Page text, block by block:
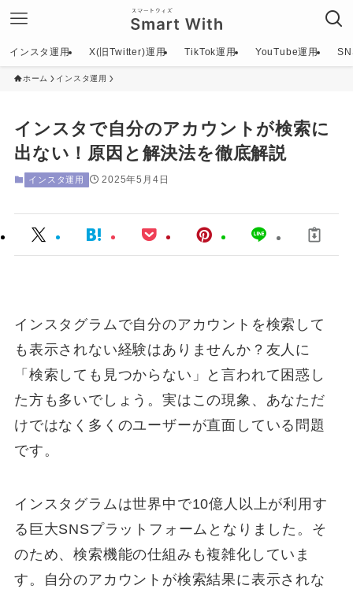
インスタ運用 X(旧Twitter)運用 TikTok運用 YouTube運用
ホーム インスタ運用
インスタで自分のアカウントが検索に
出ない！原因と解決法を徹底解説
インスタ運用 2025年5月4日
インスタグラムで自分のアカウントを検索して
も表示されない経験はありませんか？友人に
「検索しても見つからない」と言われて困惑し
た方も多いでしょう。実はこの現象、あなただ
けではなく多くのユーザーが直面している問題
です。
インスタグラムは世界中で10億人以上が利用す
る巨大SNSプラットフォームとなりました。そ
のため、検索機能の仕組みも複雑化していま
す。自分のアカウントが検索結果に表示されな